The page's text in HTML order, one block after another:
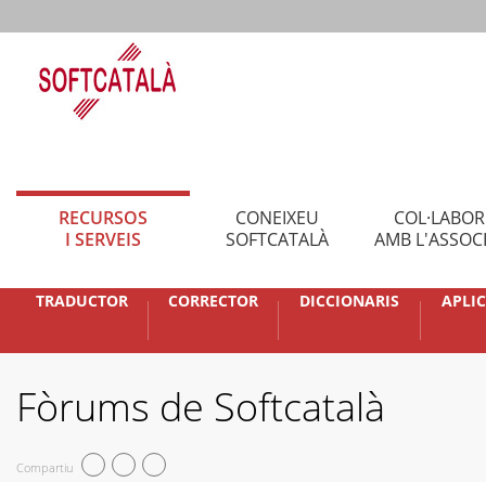
RECURSOS
I SERVEIS
CONEIXEU
SOFTCATALÀ
AMB
TRADUCTOR CORRECTOR DICCIONARIS
Fòrums de Softcatalà
Compartiu